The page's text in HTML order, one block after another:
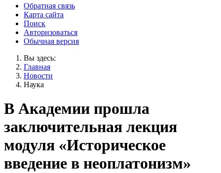
Обратная связь
Карта сайта
Поиск
Авторизоваться
Обычная версия
Вы здесь:
Главная
Новости
Наука
В Академии прошла
заключительная лекция
модуля «Историческое
введение в неоплатонизм»